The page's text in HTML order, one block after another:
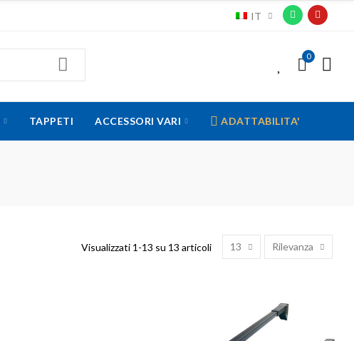
IT
0
TAPPETI ACCESSORI VARI ADATTABILITA'
Visualizzati 1-13 su 13 articoli 13 Rilevanza